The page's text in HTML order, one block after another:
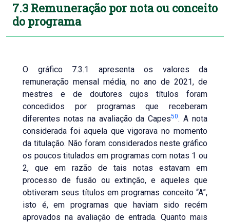
7.3 Remuneração por nota ou conceito
do programa
O gráfico 7.3.1 apresenta os valores da
remuneração mensal média, no ano de 2021, de
mestres e de doutores cujos títulos foram
concedidos por programas que receberam
diferentes notas na avaliação da Capes50. A nota
considerada foi aquela que vigorava no momento
da titulação. Não foram considerados neste gráfico
os poucos titulados em programas com notas 1 ou
2, que em razão de tais notas estavam em
processo de fusão ou extinção, e aqueles que
obtiveram seus títulos em programas conceito “A”,
isto é, em programas que haviam sido recém
aprovados na avaliação de entrada. Quanto mais